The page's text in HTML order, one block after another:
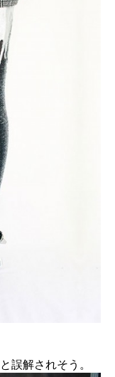
誤解されそう。